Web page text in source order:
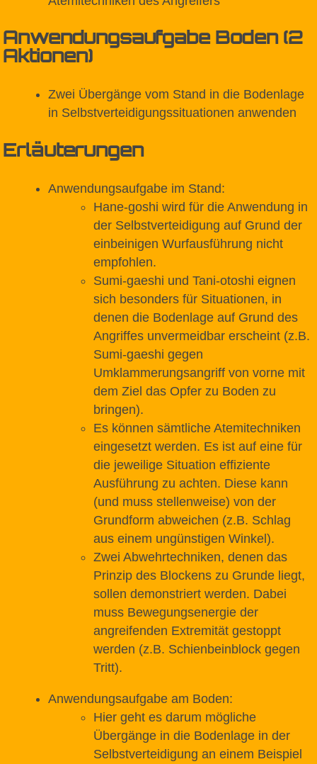
Anwendungsaufgabe Boden (2
Aktionen)
Zwei Übergänge vom Stand in die Bodenlage
in Selbstverteidigungssituationen anwenden
Erläuterungen
Anwendungsaufgabe im Stand:
Hane-goshi wird für die Anwendung in
der Selbstverteidigung auf Grund der
einbeinigen Wurfausführung nicht
empfohlen.
Sumi-gaeshi und Tani-otoshi eignen
sich besonders für Situationen, in
denen die Bodenlage auf Grund des
Angriffes unvermeidbar erscheint (z.B.
Sumi-gaeshi gegen
Umklammerungsangriff von vorne mit
dem Ziel das Opfer zu Boden zu
bringen).
Es können sämtliche Atemitechniken
eingesetzt werden. Es ist auf eine für
die jeweilige Situation effiziente
Ausführung zu achten. Diese kann
(und muss stellenweise) von der
Grundform abweichen (z.B. Schlag
aus einem ungünstigen Winkel).
Zwei Abwehrtechniken, denen das
Prinzip des Blockens zu Grunde liegt,
sollen demonstriert werden. Dabei
muss Bewegungsenergie der
angreifenden Extremität gestoppt
werden (z.B. Schienbeinblock gegen
Tritt).
Anwendungsaufgabe am Boden:
Hier geht es darum mögliche
Übergänge in die Bodenlage in der
Selbstverteidigung an einem Beispiel